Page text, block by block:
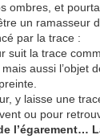
ombres, et
un ramasseur
par la trace :
suit la trace
aussi l’objet
y laisse une
ou pour
l’égarement…